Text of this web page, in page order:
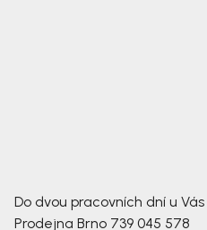
Do dvou pracovních dní u Vás
Prodejna Brno 739 045 578